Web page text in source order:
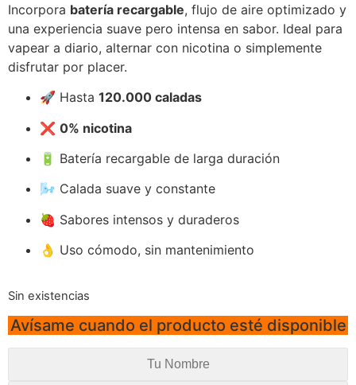
Incorpora batería recargable, flujo de aire optimizado y
una experiencia suave pero intensa en sabor. Ideal para
vapear a diario, alternar con nicotina o simplemente
disfrutar por placer.
🚀 Hasta 120.000 caladas
❌ 0% nicotina
🔋 Batería recargable de larga duración
🌬️ Calada suave y constante
🍓 Sabores intensos y duraderos
👌 Uso cómodo, sin mantenimiento
Sin existencias
Avísame cuando el producto esté disponible